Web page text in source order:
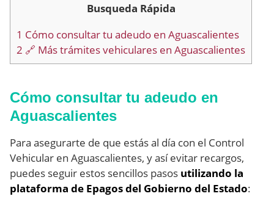
Busqueda Rápida
1 Cómo consultar tu adeudo en Aguascalientes
2 🔗 Más trámites vehiculares en Aguascalientes
Cómo consultar tu adeudo en
Aguascalientes
Para asegurarte de que estás al día con el Control
Vehicular en Aguascalientes, y así evitar recargos,
puedes seguir estos sencillos pasos utilizando la
plataforma de Epagos del Gobierno del Estado: